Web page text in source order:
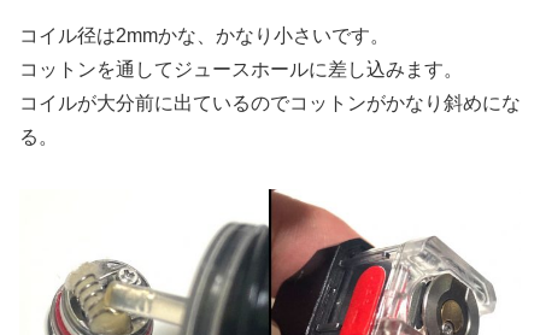
コイル径は2mmかな、かなり小さいです。
コットンを通してジュースホールに差し込みます。
コイルが大分前に出ているのでコットンがかなり斜めにな
る。